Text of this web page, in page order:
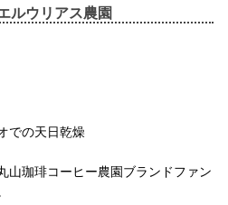
ルウリアス農園
での天日乾燥
山珈琲コーヒー農園ブランドファン